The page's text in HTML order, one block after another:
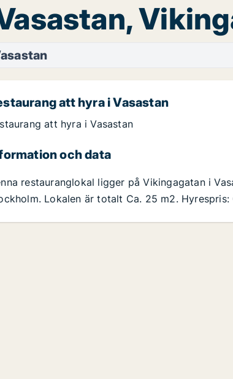
att hyra i Vasastan
att hyra i Vasastan
och data
restauranglokal ligger på Vikingagatan i
Lokalen är totalt Ca. 25 m2. Hyrespris: